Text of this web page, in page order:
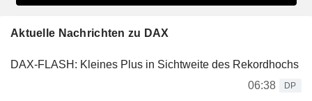
Aktuelle Nachrichten zu DAX
DAX-FLASH: Kleines Plus in Sichtweite des Rekordhochs
06:38
DP